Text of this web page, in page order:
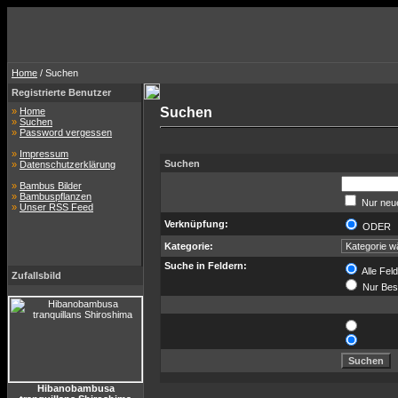
Home / Suchen
Registrierte Benutzer
» Home
» Suchen
» Password vergessen
» Impressum
» Datenschutzerklärung
» Bambus Bilder
» Bambuspflanzen
» Unser RSS Feed
Zufallsbild
Hibanobambusa
Suchen
Suchen
Nur
Verknüpfung:
ODER
Kategorie:
Suche in Feldern:
Alle
Nur